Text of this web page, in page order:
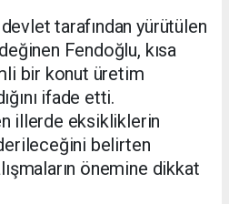
tarafından yürütülen
Fendoğlu, kısa
bir konut üretim
ifade etti.
illerde eksikliklerin
belirten
önemine dikkat